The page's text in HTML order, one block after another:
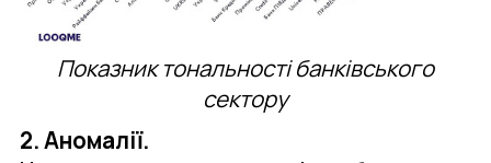
Показник тональності банківського
сектору
2. Аномалії.